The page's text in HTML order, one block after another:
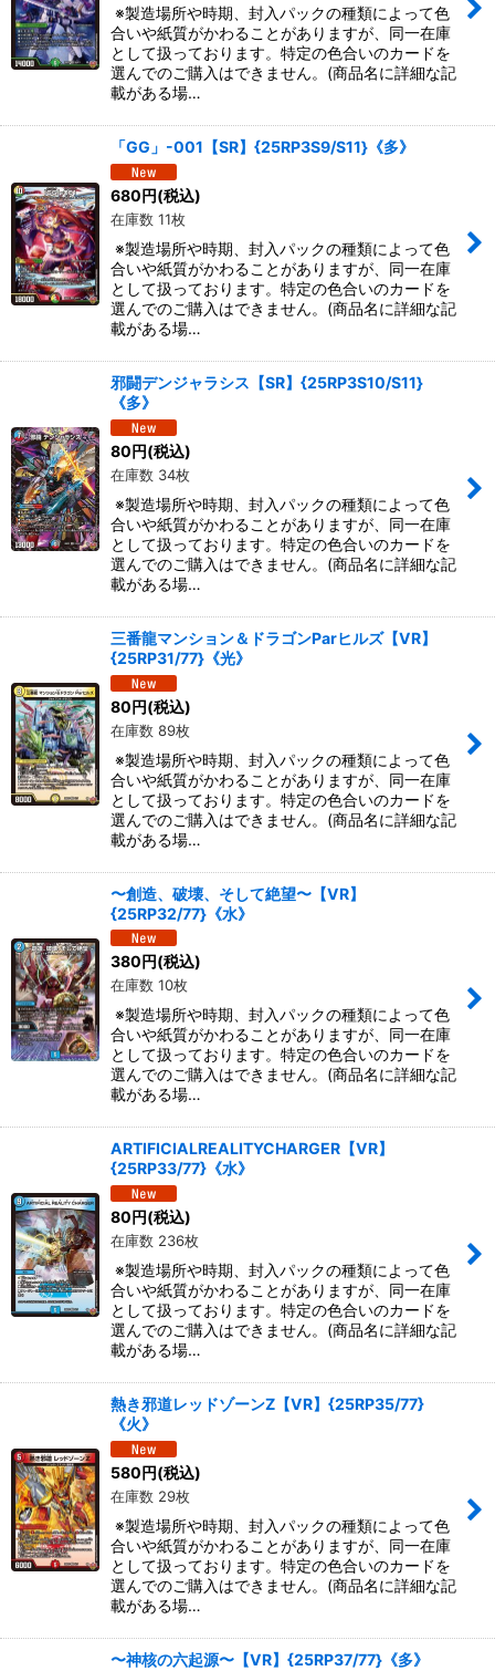
※製造場所や時期、封入パックの種類によって色
合いや紙質がかわることがありますが、同一在庫
として扱っております。特定の色合いのカードを
選んでのご購入はできません。(商品名に詳細な記
載がある場…
「GG」-001【SR】{25RP3S9/S11}《多》
680円(税込)
在庫数 11枚
※製造場所や時期、封入パックの種類によって色
合いや紙質がかわることがありますが、同一在庫
として扱っております。特定の色合いのカードを
選んでのご購入はできません。(商品名に詳細な記
載がある場…
邪闘デンジャラシス【SR】{25RP3S10/S11}
《多》
80円(税込)
在庫数 34枚
※製造場所や時期、封入パックの種類によって色
合いや紙質がかわることがありますが、同一在庫
として扱っております。特定の色合いのカードを
選んでのご購入はできません。(商品名に詳細な記
載がある場…
三番龍マンション＆ドラゴンParヒルズ【VR】
{25RP31/77}《光》
80円(税込)
在庫数 89枚
※製造場所や時期、封入パックの種類によって色
合いや紙質がかわることがありますが、同一在庫
として扱っております。特定の色合いのカードを
選んでのご購入はできません。(商品名に詳細な記
載がある場…
〜創造、破壊、そして絶望〜【VR】
{25RP32/77}《水》
380円(税込)
在庫数 10枚
※製造場所や時期、封入パックの種類によって色
合いや紙質がかわることがありますが、同一在庫
として扱っております。特定の色合いのカードを
選んでのご購入はできません。(商品名に詳細な記
載がある場…
ARTIFICIALREALITYCHARGER【VR】
{25RP33/77}《水》
80円(税込)
在庫数 236枚
※製造場所や時期、封入パックの種類によって色
合いや紙質がかわることがありますが、同一在庫
として扱っております。特定の色合いのカードを
選んでのご購入はできません。(商品名に詳細な記
載がある場…
熱き邪道レッドゾーンZ【VR】{25RP35/77}
《火》
580円(税込)
在庫数 29枚
※製造場所や時期、封入パックの種類によって色
合いや紙質がかわることがありますが、同一在庫
として扱っております。特定の色合いのカードを
選んでのご購入はできません。(商品名に詳細な記
載がある場…
〜神核の六起源〜【VR】{25RP37/77}《多》